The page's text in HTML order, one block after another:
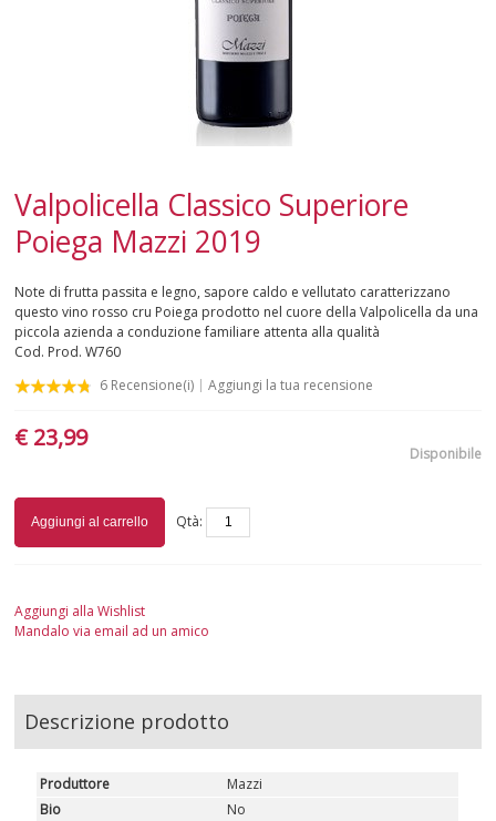
MOLISE
PUGLIA
SARDEGNA
SICILIA
TRENTINO-ALTO ADIGE
VALLE D'AOSTA
BIANCHI
ROSATI
Valpolicella Classico Superiore
Poiega Mazzi 2019
Note di frutta passita e legno, sapore caldo e vellutato caratterizzano
questo vino rosso cru Poiega prodotto nel cuore della Valpolicella da una
piccola azienda a conduzione familiare attenta alla qualità
Cod. Prod.W760
6 Recensione(i) Aggiungi la tua recensione
Disponibile
€ 23,99
Aggiungi al carrello Qtà:
Aggiungi alla Wishlist
Mandalo via email ad un amico
Descrizione prodotto
Produttore
Mazzi
Bio
No